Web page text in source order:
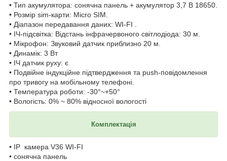
• Тип акумулятора: сонячна панель + акумулятор 3,7 В 18650.
• Розмір sim-карти: Micro SIM.
• Діапазон передавання даних: WI-FI .
• ІЧ-підсвітка: Відстань інфрачервоного світлодіода: 30 м.
• Мікрофон: Звуковий датчик приблизно 20 м.
• Динамік: 3 Вт
• ІЧ датчик руху: є
• Подвійне індукційне підтвердження та push-повідомлення
про тривогу на мобільному телефоні.
• Температура роботи: -30°~+50°
• Вологість: 0% ~ 80% відносної вологості
Комплектація
• IP камера V36 WI-FI
• сонячна панель